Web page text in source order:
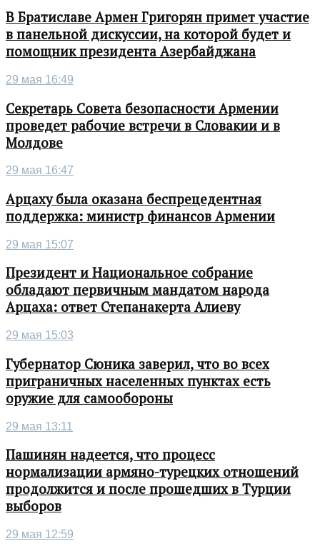
В Братиславе Армен Григорян примет участие
в панельной дискуссии, на которой будет и
помощник президента Азербайджана
29 мая 16:49
Секретарь Совета безопасности Армении
проведет рабочие встречи в Словакии и в
Молдове
29 мая 16:47
Арцаху была оказана беспрецедентная
поддержка: министр финансов Армении
29 мая 15:07
Президент и Национальное собрание
обладают первичным мандатом народа
Арцаха: ответ Степанакерта Алиеву
29 мая 15:03
Губернатор Сюника заверил, что во всех
приграничных населенных пунктах есть
оружие для самообороны
29 мая 13:11
Пашинян надеется, что процесс
нормализации армяно-турецких отношений
продолжится и после прошедших в Турции
выборов
29 мая 12:59